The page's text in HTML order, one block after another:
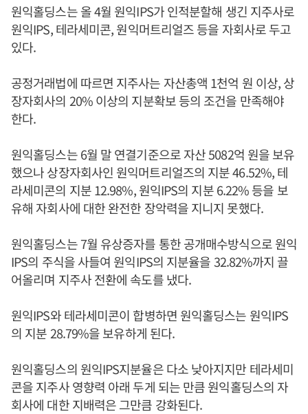
원익홀딩스는 올 4월 원익IPS가 인적분할해 생긴 지주사로
원익IPS, 테라세미콘, 원익머트리얼즈 등을 자회사로 두고
있다.
공정거래법에 따르면 지주사는 자산총액 1천억 원 이상, 상
장자회사의 20% 이상의 지분확보 등의 조건을 만족해야
한다.
원익홀딩스는 6월 말 연결기준으로 자산 5082억 원을 보유
했으나 상장자회사인 원익머트리얼즈의 지분 46.52%, 테
라세미콘의 지분 12.98%, 원익IPS의 지분 6.22% 등을 보
유해 자회사에 대한 완전한 장악력을 지니지 못했다.
원익홀딩스는 7월 유상증자를 통한 공개매수방식으로 원익
IPS의 주식을 사들여 원익IPS의 지분율을 32.82%까지 끌
어올리며 지주사 전환에 속도를 냈다.
원익IPS와 테라세미콘이 합병하면 원익홀딩스는 원익IPS
의 지분 28.79%을 보유하게 된다.
원익홀딩스의 원익IPS지분율은 다소 낮아지지만 테라세미
콘을 지주사 영향력 아래 두게 되는 만큼 원익홀딩스의 자
회사에 대한 지배력은 그만큼 강화된다.